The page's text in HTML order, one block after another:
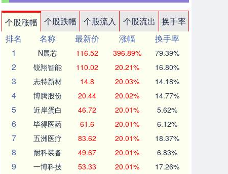
个股涨幅 个股跌幅 个股流入 个股流出
换手率
排名
名称 最新价 涨幅
换手率
1
N展芯 116.52 396.89% 79.39%
2 锐翔智能 110.02 20.21% 16.80%
3 志特新材 14.8 20.03% 14.18%
4 博腾股份 20.44 20.02% 14.77%
5 近岸蛋白 46.72 20.01% 5.62%
6 毕得医药 61.6 20.01% 6.12%
7 五洲医疗 83.62 20.01% 18.37%
8 耐科装备 49.67 20.01% 6.83%
9 一博科技 53.33 20.01% 17.26%